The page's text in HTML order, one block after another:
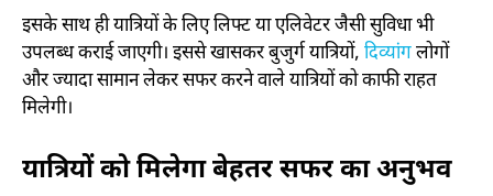
इसके साथ ही यात्रियों के लिए लिफ्ट या एलिवेटर जैसी सुविधा भी
उपलब्ध कराई जाएगी। इससे खासकर बुजुर्ग यात्रियों, दिव्यांगलोगों
और ज्यादा सामान लेकर सफर करने वाले यात्रियों को काफी राहत
मिलेगी।
यात्रियों को मिलेगा बेहतर सफर का अनुभव